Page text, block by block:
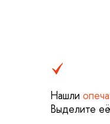
Нашли
Выделите